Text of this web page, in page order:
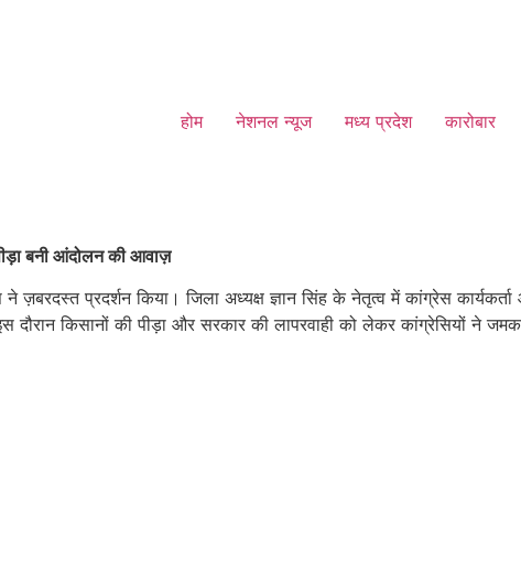
होम नेशनल न्यूज मध्य प्रदेश कारोबार
बनी आंदोलन की आवाज़
प्रदर्शन किया। जिला अध्यक्ष ज्ञान सिंह के नेतृत्व में कांग्रेस
किसानों की पीड़ा और सरकार की लापरवाही को लेकर कांग्रेसियों ने